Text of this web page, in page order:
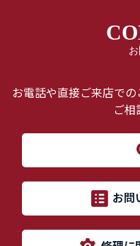
お電話や直接ご来店で
ご相
お問